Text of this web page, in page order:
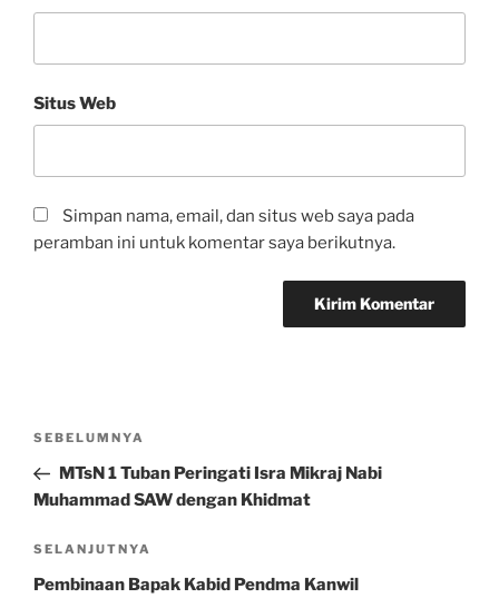
Situs Web
Simpan nama, email, dan situs web saya pada
peramban ini untuk komentar saya berikutnya.
Navigasi
Pos
Sebelumnya
SEBELUMNYA
MTsN 1 Tuban Peringati Isra Mikraj Nabi
Muhammad SAW dengan Khidmat
Pos
Selanjutnya
SELANJUTNYA
Pembinaan Bapak Kabid Pendma Kanwil